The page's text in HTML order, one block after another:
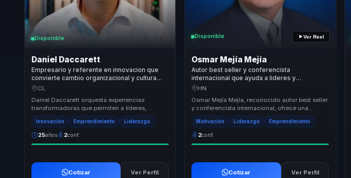
Disponible
Daniel Daccarett
Empresario y referente en innovacion que
convierte cambio organizacional y cultura
emprendedora en crecimiento para lideres y
CL
Daniel Daccarett orquesta experiencias
transformadoras que permiten a líderes,
directivos y responsables de equipos dejar
atrás la desali...
Innovación Emprendimiento Liderazgo
25años 2conf.
Cotizar Ver Perfil
Disponible Ver Reel
Osmar Mejía Mejía
Autor best seller y conferencista
internacional que ayuda a lideres y
emprendedores a convertir adversidad en
emprendedora.
HN
Osmar Mejía Mejía, reconocido autor best seller
y conferencista internacional, ofrece una
propuesta de valor única al inspirar a miles co...
Motivación Liderazgo Emprendimiento
2conf.
Cotizar Ver Perfil